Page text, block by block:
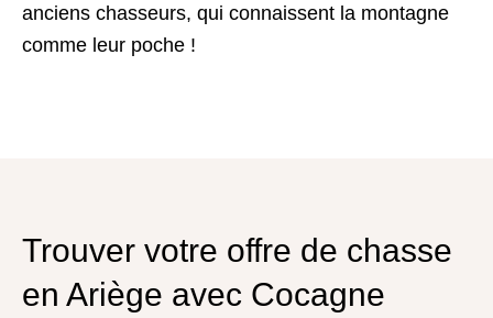
anciens chasseurs, qui connaissent la montagne
comme leur poche !
Trouver votre offre de chasse
en Ariège avec Cocagne